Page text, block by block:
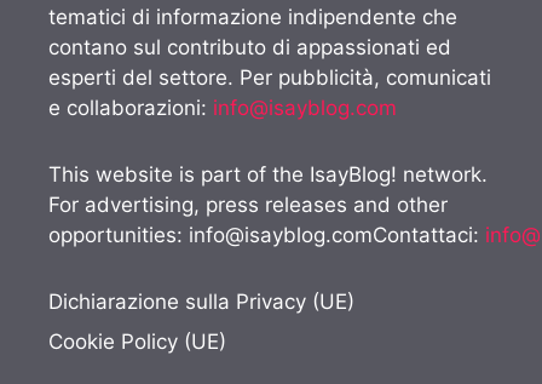
tematici di informazione indipendente che
contano sul contributo di appassionati ed
esperti del settore. Per pubblicità, comunicati
e collaborazioni: info@isayblog.com
This website is part of the IsayBlog! network.
For advertising, press releases and other
opportunities: info@isayblog.comContattaci:
Dichiarazione sulla Privacy (UE)
Cookie Policy (UE)